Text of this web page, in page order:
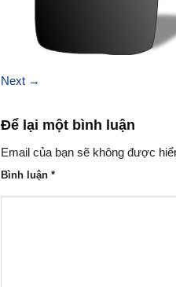
Next →
Để lại một bình luận
Email của bạn sẽ không được
Bình luận *